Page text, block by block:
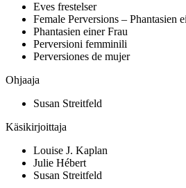
Eves frestelser
Female Perversions – Phantasien
Phantasien einer Frau
Perversioni femminili
Perversiones de mujer
Ohjaaja
Susan Streitfeld
Käsikirjoittaja
Louise J. Kaplan
Julie Hébert
Susan Streitfeld